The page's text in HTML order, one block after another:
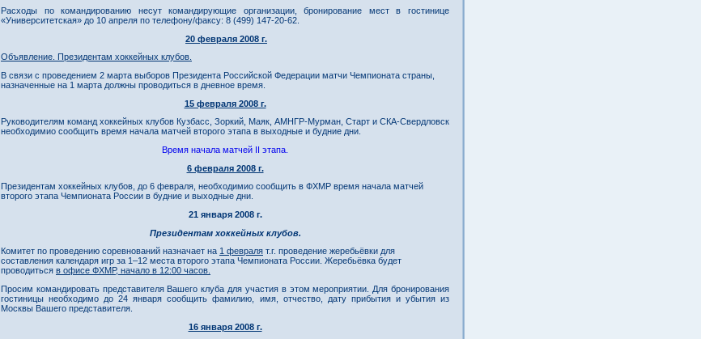
Расходы по командированию несут командирующие организации, бронирование мест в гостинице
«Университетская» до 10 апреля по телефону/факсу: 8 (499) 147-20-62.
20 февраля 2008 г.
Объявление. Президентам хоккейных клубов.
В связи с проведением 2 марта выборов Президента Российской Федерации матчи Чемпионата страны,
назначенные на 1 марта должны проводиться в дневное время.
15 февраля 2008 г.
Руководителям команд хоккейных клубов Кузбасс, Зоркий, Маяк, АМНГР-Мурман, Старт и СКА-Свердловск
необходимио сообщить время начала матчей второго этапа в выходные и будние дни.
Время начала матчей II этапа.
6 февраля 2008 г.
Президентам хоккейных клубов, до 6 февраля, необходимио сообщить в ФХМР время начала матчей
второго этапа Чемпионата России в будние и выходные дни.
21 января 2008 г.
Президентам хоккейных клубов.
Комитет по проведению соревнований назначает на 1 февраля т.г. проведение жеребьёвки для
составления календаря игр за 1–12 места второго этапа Чемпионата России. Жеребьёвка будет
проводиться в офисе ФХМР, начало в 12:00 часов.
Просим командировать представителя Вашего клуба для участия в этом мероприятии. Для бронирования
гостиницы необходимо до 24 января сообщить фамилию, имя, отчество, дату прибытия и убытия из
Москвы Вашего представителя.
16 января 2008 г.